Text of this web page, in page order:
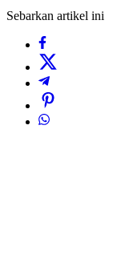
Sebarkan artikel ini